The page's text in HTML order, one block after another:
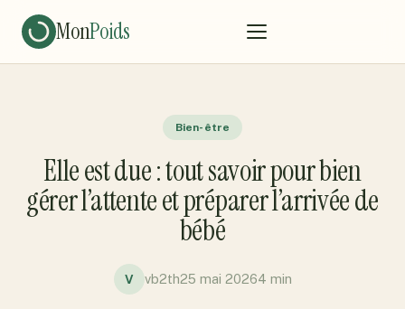
MonPoids
Bien-être
Elle est due : tout savoir pour bien
gérer l’attente et préparer l’arrivée de
bébé
V vb2th25 mai 20264 min